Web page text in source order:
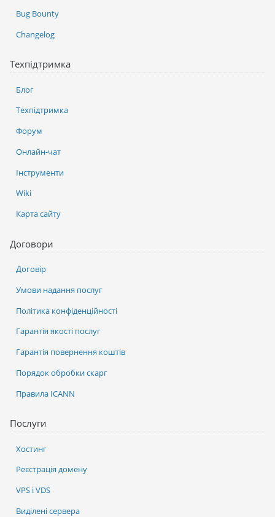
Послуги
Хостинг
Реєстрація домену
VPS і VDS
Виділені сервера
Bug Bounty
Changelog
Техпідтримка
Блог
Техпідтримка
Форум
Онлайн-чат
Інструменти
Wiki
Карта сайту
Договори
Договір
Умови надання послуг
Політика конфіденційності
Гарантія якості послуг
Гарантія повернення коштів
Порядок обробки скарг
Правила ICANN